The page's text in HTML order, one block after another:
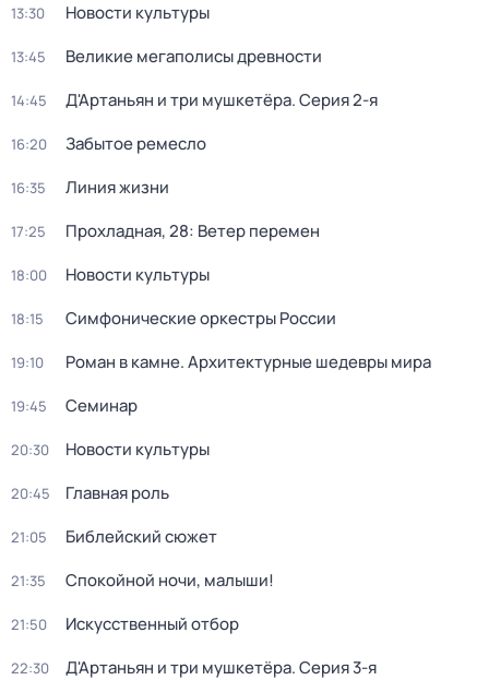
13:30 Новости культуры
13:45 Великие мегаполисы древности
14:45 Д'Артаньян и три мушкетёра. Серия 2-я
16:20 Забытое ремесло
16:35 Линия жизни
17:25 Прохладная, 28: Ветер перемен
18:00 Новости культуры
18:15 Симфонические оркестры России
19:10 Роман в камне. Архитектурные шедевры мира
19:45 Семинар
20:30 Новости культуры
20:45 Главная роль
21:05 Библейский сюжет
21:35 Спокойной ночи, малыши!
21:50 Искусственный отбор
22:30 Д'Артаньян и три мушкетёра. Серия 3-я